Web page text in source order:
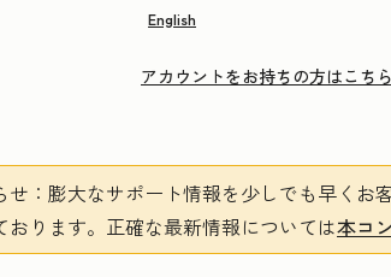
English
アカウントをお持ちの方はこちら
せ ：膨大なサポート情報を少しでも早く
ります。 正確な最新情報については本コ